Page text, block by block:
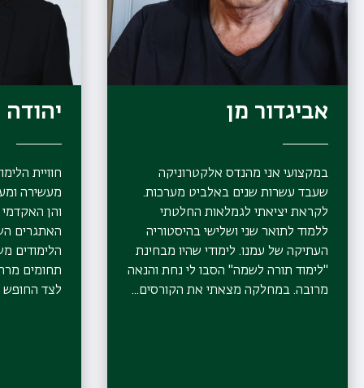
אביגדור מן
במקצועי אני מהנדס אלקטרוניקה
שעבד עשרות שנים באלביט מערכות.
לקראת יציאתי לגמלאות החלטתי
ללמוד לתואר שני ושלישי בהיסטוריה
העתיקה של עמנו. לימודי שהיו מבחינת
"לימוד תורה לשמה" הסבו לי נחת והנאה
מרובה. במחלקה מצאתי את הקורסים...
יהודה
חוויית
מעשירה
והן האקדמי
האתגרים
הלימודים
תחומים
לצד החופש